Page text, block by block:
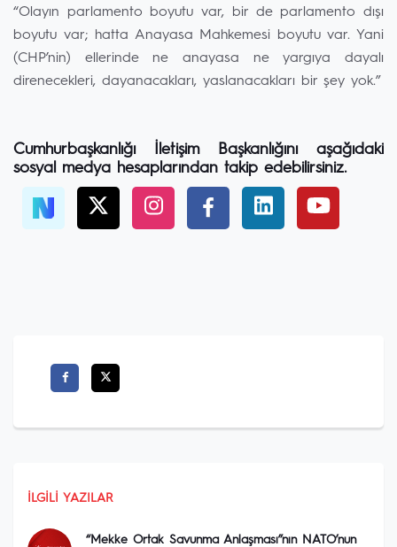
“Olayın parlamento boyutu var, bir de parlamento dışı
boyutu var; hatta Anayasa Mahkemesi boyutu var. Yani
(CHP’nin) ellerinde ne anayasa ne yargıya dayalı
direnecekleri, dayanacakları, yaslanacakları bir şey yok.”
Cumhurbaşkanlığı İletişim Başkanlığını aşağıdaki
sosyal medya hesaplarından takip edebilirsiniz.
İLGILI YAZILAR
“Mekke Ortak Savunma Anlaşması”nın NATO’nun